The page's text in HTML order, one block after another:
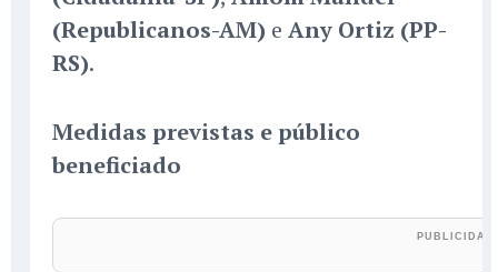
(Republicanos-AM) e Any Ortiz (PP-
RS).
Medidas previstas e público
beneficiado